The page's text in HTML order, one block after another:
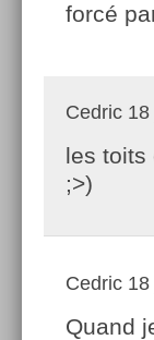
forcé
Cedric
les toits
;>)
Cedric
Quand